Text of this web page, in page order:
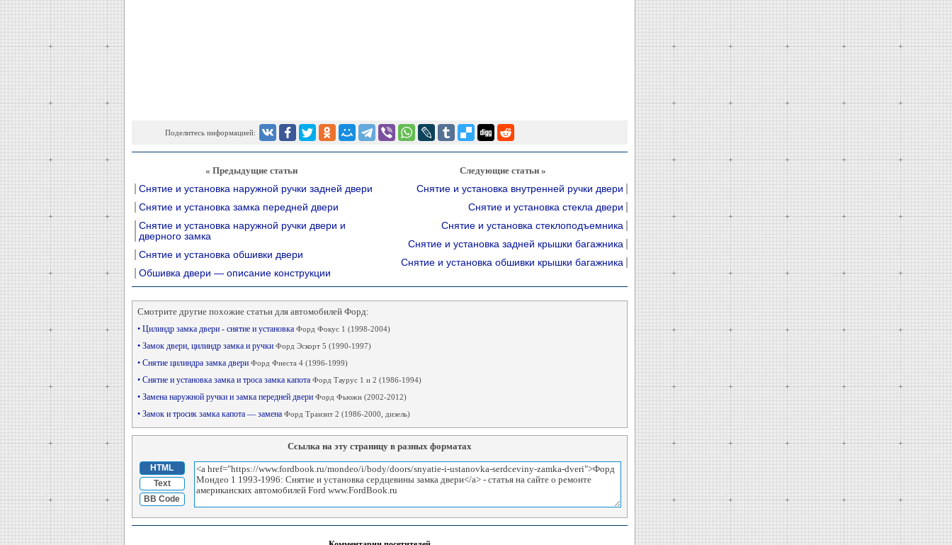
Поделитесь информацией:
« Предыдущие статьи
Снятие и установка наружной ручки задней двери
Снятие и установка замка передней двери
Снятие и установка наружной ручки двери и
дверного замка
Снятие и установка обшивки двери
Обшивка двери — описание конструкции
Следующие статьи »
Снятие и установка внутренней ручки двери
Снятие и установка стекла двери
Снятие и установка стеклоподъемника
Снятие и установка задней крышки багажника
Снятие и установка обшивки крышки багажника
Смотрите другие похожие статьи для автомобилей Форд:
• Цилиндр замка двери - снятие и установка Форд Фокус 1 (1998-2004)
• Замок двери, цилиндр замка и ручки Форд Эскорт 5 (1990-1997)
• Снятие цилиндра замка двери Форд Фиеста 4 (1996-1999)
• Снятие и установка замка и троса замка капота Форд Таурус 1 и 2 (1986-1994)
• Замена наружной ручки и замка передней двери Форд Фьюжн (2002-2012)
• Замок и тросик замка капота — замена Форд Транзит 2 (1986-2000, дизель)
Ссылка на эту страницу в разных форматах
HTML
Text
BB Code